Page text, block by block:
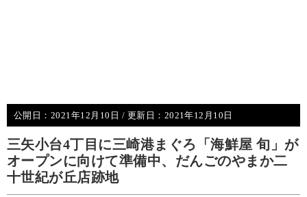
公開日： 2021年12月10日 / 更新日： 2021年12月10日
三矢小台4丁目に三崎港まぐろ「海鮮屋 旬」が
オープンに向けて準備中、だんごのやまか二
十世紀が丘店跡地